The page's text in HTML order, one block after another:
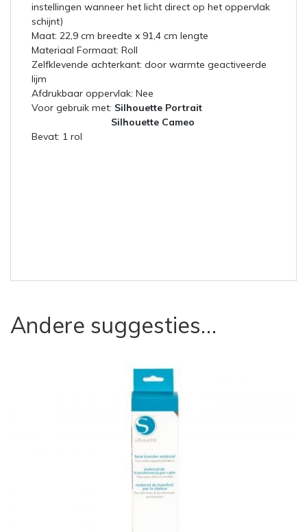
instellingen wanneer het licht direct op het oppervlak
schijnt)
Maat: 22,9 cm breedte x 91,4 cm lengte
Materiaal Formaat: Roll
Zelfklevende achterkant: door warmte geactiveerde
lijm
Afdrukbaar oppervlak: Nee
Voor gebruik met: Silhouette Portrait
Silhouette Cameo
Bevat: 1 rol
Andere suggesties…